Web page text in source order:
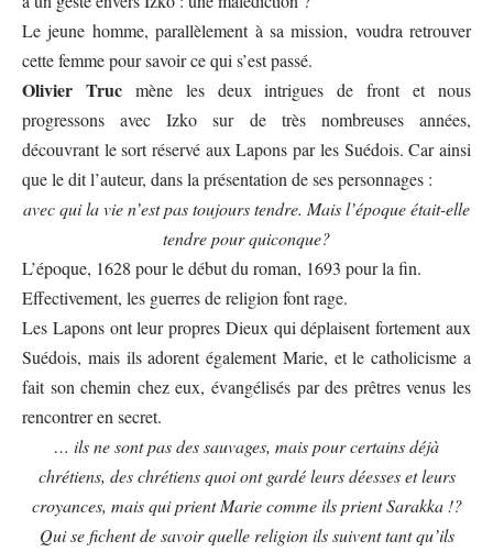
Le jeune homme, parallèlement à sa mission, voudra retrouver
cette femme pour savoir ce qui s’est passé.
Olivier Trucmène les deux intrigues de front et nous
progressons avec Izko sur de très nombreuses années,
découvrant le sort réservé aux Lapons par les Suédois. Car ainsi
que le dit l’auteur, dans la présentation de ses personnages :
avec qui la vie n’est pas toujours tendre. Mais l’époque était-elle
tendre pour quiconque?
L’époque, 1628 pour le début du roman, 1693 pour la fin.
Effectivement, les guerres de religion font rage.
Les Lapons ont leur propres Dieux qui déplaisent fortement aux
Suédois, mais ils adorent également Marie, et le catholicisme a
fait son chemin chez eux, évangélisés par des prêtres venus les
rencontrer en secret.
… ils ne sont pas des sauvages, mais pour certains déjà
chrétiens, des chrétiens quoi ont gardé leurs déesses et leurs
croyances, mais qui prient Marie comme ils prient Sarakka !?
Qui se fichent de savoir quelle religion ils suivent tant qu’ils